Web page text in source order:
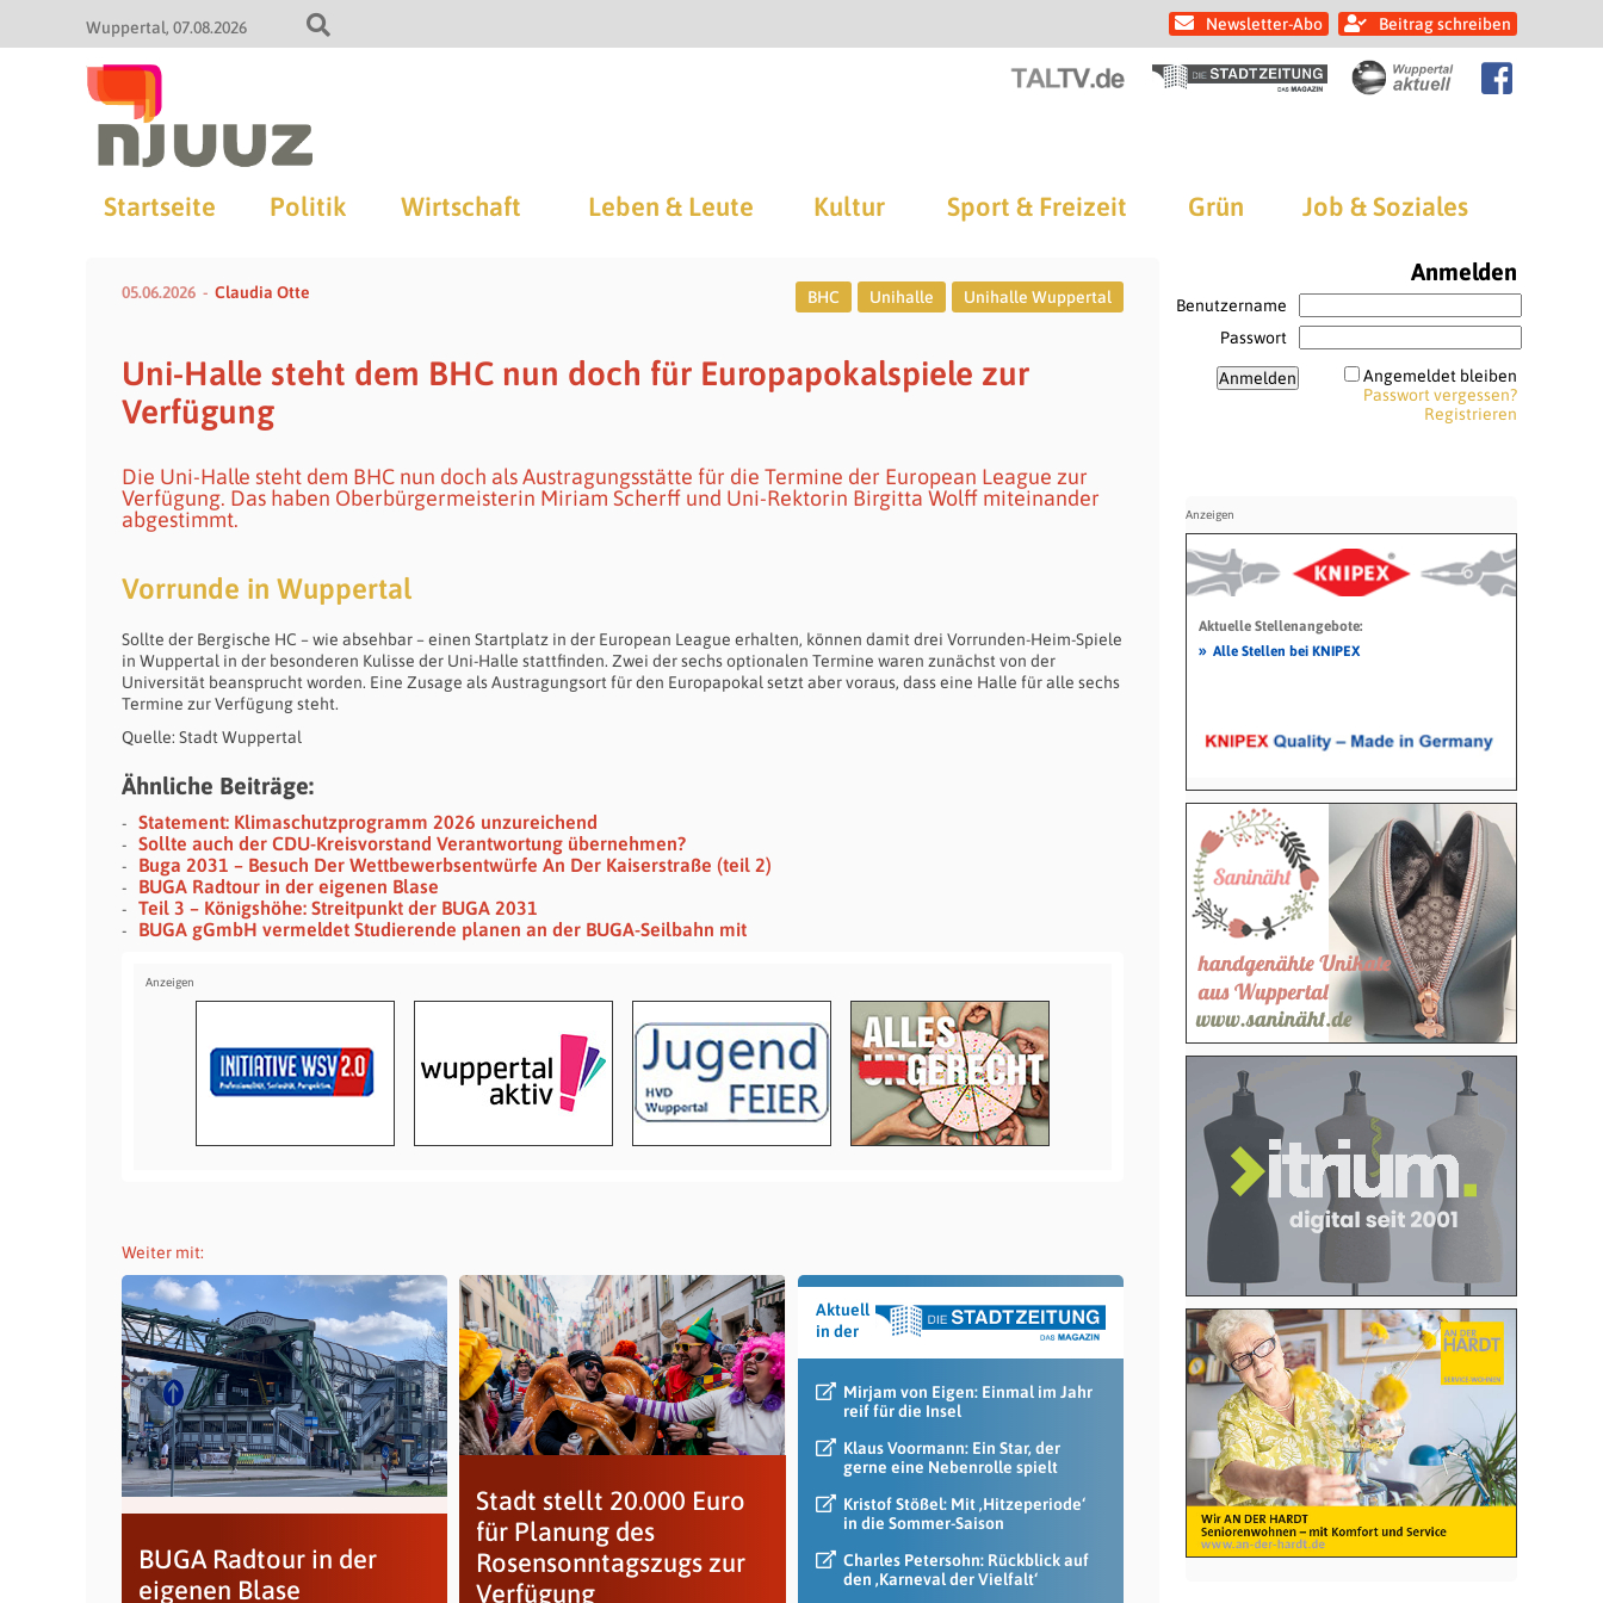
Wuppertal 07.08.2026 Newsletter-Abo Beitrag schreiben
Startseite Politik Wirtschaft Leben & Leute Kultur Sport & Freizeit Grün Job & Soziales
05.06.2026 Claudia Otte BHC Unihalle Unihalle Wuppertal
Uni-Halle steht dem BHC nun doch für Europapokalspiele zur
Verfügung
Die Uni-Halle steht dem BHC nun doch als Austragungsstätte für die Termine der European League zur
Verfügung. Das haben Oberbürgermeisterin Miriam Scherff und Uni-Rektorin Birgitta Wolff miteinander
abgestimmt.
Vorrunde in Wuppertal
Sollte der Bergische HC – wie absehbar – einen Startplatz in der European League erhalten, können damit drei Vorrunden-Heim-Spiele
in Wuppertal in der besonderen Kulisse der Uni-Halle stattfinden. Zwei der sechs optionalen Termine waren zunächst von der
Universität beansprucht worden. Eine Zusage als Austragungsort für den Europapokal setzt aber voraus, dass eine Halle für alle sechs
Termine zur Verfügung steht.
Quelle: Stadt Wuppertal
Ähnliche Beiträge:
Statement: Klimaschutzprogramm 2026 unzureichend
Sollte auch der CDU-Kreisvorstand Verantwortung übernehmen?
Buga 2031 – Besuch Der Wettbewerbsentwürfe An Der Kaiserstraße (teil 2)
BUGA Radtour in der eigenen Blase
Teil 3 – Königshöhe: Streitpunkt der BUGA 2031
BUGA gGmbH vermeldet Studierende planen an der BUGA‑Seilbahn mit
Weiter mit:
BUGA Radtour in der
eigenen Blase
Stadt stellt 20.000 Euro
für Planung des
Rosensonntagszugs zur
Verfügung
Aktuell
in der
Mirjam von Eigen: Einmal im Jahr
reif für die Insel
Klaus Voormann: Ein Star, der
gerne eine Nebenrolle spielt
Kristof Stößel: Mit ‚Hitzeperiode‘
in die Sommer-Saison
Charles Petersohn: Rückblick auf
den ‚Karneval der Vielfalt‘
Anmelden
Benutzername
Passwort
Angemeldet bleiben
Passwort vergessen?
Registrieren
Aktuelle Stellenangebote:
» Alle Stellen bei KNIPEX